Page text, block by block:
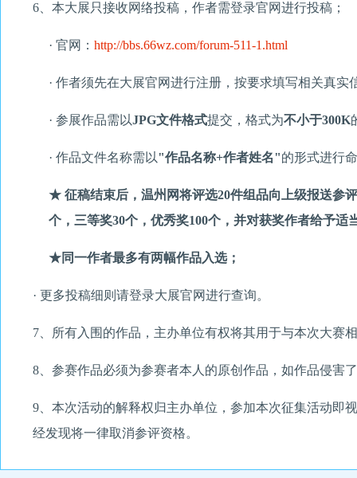
6、本大展只接收网络投稿，作者需登录官网进行投稿；
· 官网： http://bbs.66wz.com/forum-511-1.html
· 作者须先在大展官网进行注册，按要求填写相关真实
· 参展作品需以JPG文件格式提交，格式为不小于300K
· 作品文件名称需以"作品名称+作者姓名"的形式进行
★ 征稿结束后，温州网将评选20件组品向上级报送参
个，三等奖30个，优秀奖100个，并对获奖作者给予适
★同一作者最多有两幅作品入选；
· 更多投稿细则请登录大展官网进行查询。
7、所有入围的作品，主办单位有权将其用于与本次大赛
8、参赛作品必须为参赛者本人的原创作品，如作品侵害
9、本次活动的解释权归主办单位，参加本次征集活动即
经发现将一律取消参评资格。